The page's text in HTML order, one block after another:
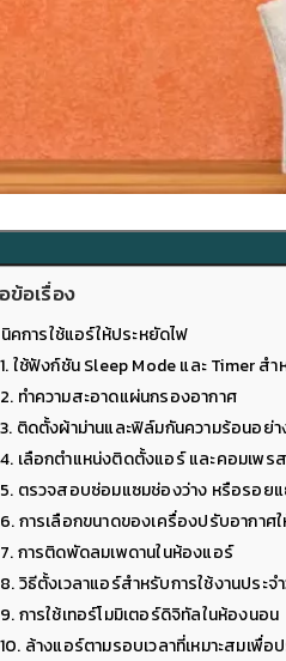
ข้อเรื่อง
คการใช้แอร์ให้ประหยัดไฟ
1. ใช้ฟังก์ชัน Sleep Mode และ Timer ส
2. ทำความสะอาดแผ่นกรองอากาศ
3. ติดตั้งผ้าม่านและฟิล์มกันความร้อนอย่
4. เลือกตำแหน่งติดตั้งแอร์ และคอมเพรส
5. ตรวจสอบซ่อมแซมช่องว่าง หรือรอย
6. การเลือกขนาดของเครื่องปรับอากาศ
7. การติดพัดลมเพดานในห้องแอร์
8. วิธีตั้งเวลาแอร์สำหรับการใช้งานประจ
9. การใช้เทอร์โมมิเตอร์ดิจิทัลในห้องนอน
10. ล้างแอร์ตามรอบเวลาที่เหมาะสมเพื่อ